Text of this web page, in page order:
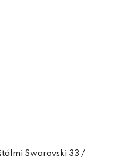
Swarovski 33 /